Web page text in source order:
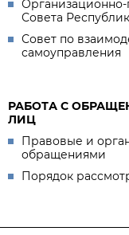
Совета
Совет по
самоуправления
РАБОТА С
ЛИЦ
Правовые и
обращениями
Порядок